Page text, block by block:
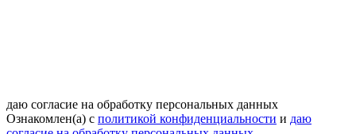
даю согласие на обработку персональных данных
Ознакомлен(а) с политикой конфиденциальности и даю